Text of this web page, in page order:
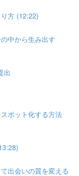
方 (12:22)
中から生み出す
出
ポット化する方法
出会いの質を変える